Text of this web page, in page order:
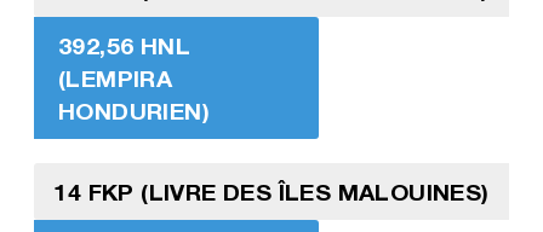
392,56 HNL
(LEMPIRA
HONDURIEN)
14 FKP (LIVRE DES ÎLES MALOUINES)